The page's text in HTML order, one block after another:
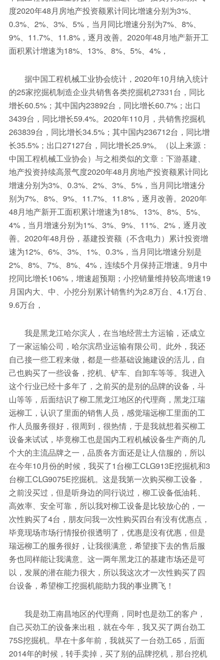
度2020年48月房地产投资额累计同比增速分别为3%、
0.3%、2%、3%、5%，当月同比增速分别为7%、8%、
9%、11.7%、11.8%，逐月改善。2020年48月地产新开工
面积累计增速为18%、13%、8%、5%、4%，
据中国工程机械工业协会统计，2020年10月纳入统计
的25家挖掘机制造企业共销售各类挖掘机27331台，同比
增长60.5%；其中国内23892台，同比增长60.7%；出口
3439台，同比增长59.4%。2020年110月，共销售挖掘机
263839台，同比增长34.5%；其中国内236712台，同比增
长35.5%；出口27127台，同比增长25.9%。（以上来源：
中国工程机械工业协会）与之相类似的文章：下游基建、
地产投资持续高景气度2020年48月房地产投资额累计同比
增速分别为3%、0.3%、2%、3%、5%，当月同比增速分
别为7%、8%、9%、11.7%、11.8%，逐月改善。2020年
48月地产新开工面积累计增速为18%、13%、8%、5%、
4%，当月增速分别为1%、3%、9%、11%、2%，逐月改
善。2020年48月份，基建投资额（不含电力）累计投资增
速为12%、6%、3%、1%、0.3%，当月同比增速分别是
2%、8%、7%、8%、4%，连续5个月保持正增速。9月中
挖同比增长106%，增速超预期；小挖销量维持较高增速19
月国内大、中、小挖分别累计销售约为2.8万台、4.1万台、
9.6万台，
我是黑龙江哈尔滨人，在当地经营土方运输，还成立
了一家运输公司，哈尔滨昂业运输有限公司。此外，我还
自己接一些工程来做，都是一些基础设施建设的活儿，自
己也购买了一些设备，挖机、铲车、自卸车等等。我进入
这个行业已经十多年了，之前买的是别的品牌的设备，斗
山等等，后面结识了柳工黑龙江地区的代理商，黑龙江瑞
远柳工，认识了里面的销售人员，感觉瑞远柳工里面的工
作人员服务很好，很周到，很热情，于是我就想着买柳工
设备来试试，毕竟柳工也是国内工程机械设备生产商的几
个大的主流品牌之一，品质各方面还是让人信服的，所以
在今年10月份的时候，我买了1台柳工CLG913E挖掘机和3
台柳工CLG9075E挖掘机。这是我第一次购买柳工设备，
之前没买过，但是听身边的同行说过，柳工设备低油耗、
高效率、安全可靠，所以我对柳工设备是比较放心的，一
次性购买了4台，朋友问我一次性购买四台有没有优惠点，
毕竟现场市场行情报价很透明了，优惠是没有优惠，但是
瑞远柳工的服务很好，让我很满意，希望接下去的售后服
务也同样能让我满意。这一两年黑龙江的基建市场还是可
以，发展的潜在能力很大，所以我这次才一次性购买了四
台设备，希望柳工挖掘机能助力我的事业腾飞！
我是劲工南昌地区的代理商，同时也是劲工的客户，
自己买劲工的设备来出租，就在今年，我又买了两台劲工
75S挖掘机。早在十多年前，我就买了一台劲工65，后面
2014年的时候，转手卖掉，买了别的品牌挖机，那台挖机